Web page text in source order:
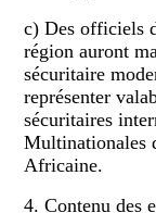
c) Des officiels
région auront
sécuritaire
représenter
sécuritaires
Multinationales
Africaine.
4. Contenu des